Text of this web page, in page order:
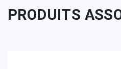
PRODUITS